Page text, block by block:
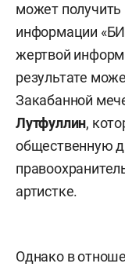
может
информации
жертвой
результате
Закабанной
Лутфуллин,
общественную
артистке.
Однако в